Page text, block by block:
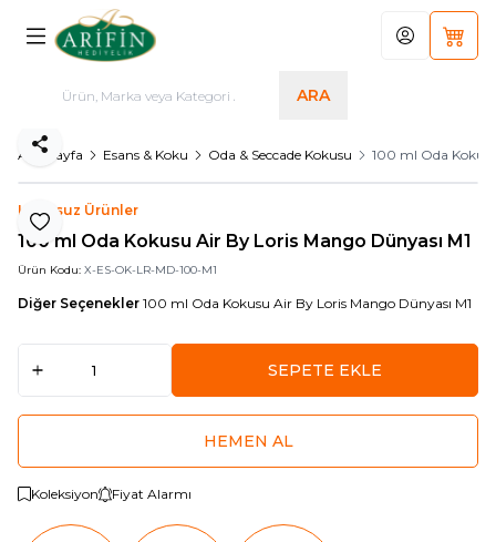
ARA
Hesabım
Ana Sayfa Esans & Koku Oda & Seccade Kokusu 100 ml Oda
Favoriye Ekle
Paylaş
Logosuz Ürünler
100 ml Oda Kokusu Air By Loris Mango Dünyası M1
Ürün Kodu: X-ES-OK-LR-MD-100-M1
Diğer Seçenekler 100 ml Oda Kokusu Air By Loris Mango Dünyası M1
SEPETE EKLE
HEMEN AL
Koleksiyon Fiyat Alarmı